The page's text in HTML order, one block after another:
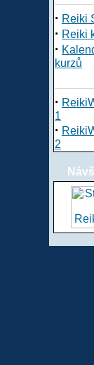
· Reiki
· Reiki
·
kurzů
·
1
·
2